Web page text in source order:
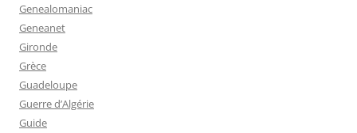
Genealomaniac
Geneanet
Gironde
Grèce
Guadeloupe
Guerre d’Algérie
Guide